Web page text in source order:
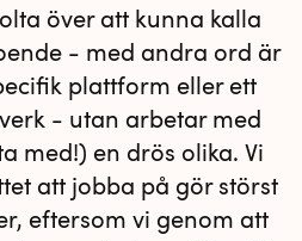
över att kunna kalla
- med andra ord är
plattform eller ett
- utan arbetar med
med!) en drös olika. Vi
att jobba på gör störst
eftersom vi genom att